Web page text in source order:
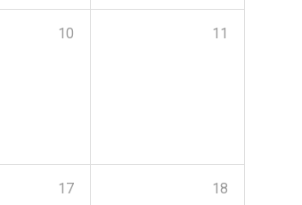
10 11
17 18